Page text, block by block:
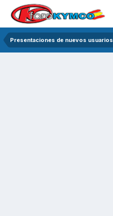
Presentaciones de nuevos usuarios